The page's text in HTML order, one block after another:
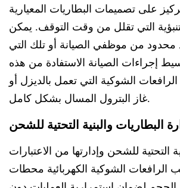
على تصميمات البطاريات المعيارية
التي تقلل من وقت التوقف. يمكن
من موظفي الصيانة أو تلك التي
إجراءات الصيانة الاستفادة من هذه
الرافعات الشوكية التي تعمل بالديزل أو
غاز البترول المسال بشكل كامل.
البطاريات والبنية التحتية للشحن
التحتية للشحن وإدارتها من الاعتبارات
الرافعات الشوكية الكهربائية محطات